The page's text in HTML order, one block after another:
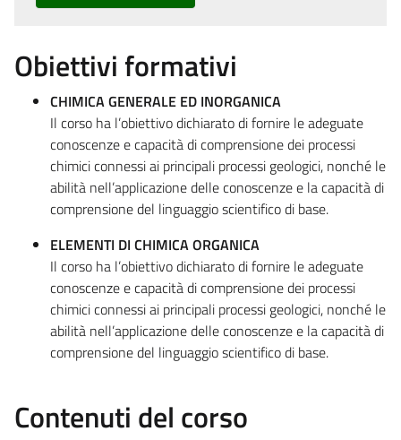
Obiettivi formativi
CHIMICA GENERALE ED INORGANICA
Il corso ha l’obiettivo dichiarato di fornire le adeguate
conoscenze e capacità di comprensione dei processi
chimici connessi ai principali processi geologici, nonché le
abilità nell’applicazione delle conoscenze e la capacità di
comprensione del linguaggio scientifico di base.
ELEMENTI DI CHIMICA ORGANICA
Il corso ha l’obiettivo dichiarato di fornire le adeguate
conoscenze e capacità di comprensione dei processi
chimici connessi ai principali processi geologici, nonché le
abilità nell’applicazione delle conoscenze e la capacità di
comprensione del linguaggio scientifico di base.
Contenuti del corso